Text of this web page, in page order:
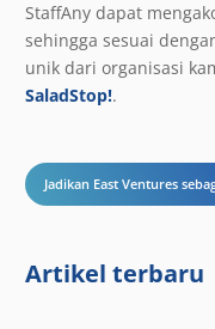
StaffAny dapat
sehingga sesuai
unik dari organisasi
SaladStop!.
Jadikan East Ventures
Artikel terbaru